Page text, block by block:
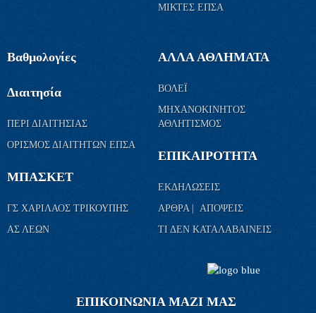
ΜΙΚΤΕΣ ΕΠΣΑ
Βαθμολογίες
Διαιτησία
ΠΕΡΙ ΔΙΑΙΤΗΣΙΑΣ
ΟΡΙΣΜΟΣ ΔΙΑΙΤΗΤΩΝ ΕΠΣΑ
ΜΠΑΣΚΕΤ
ΓΣ ΧΑΡΙΛΑΟΣ ΤΡΙΚΟΥΠΗΣ
ΑΣ ΛΕΩΝ
ΑΛΛΑ ΑΘΛΗΜΑΤΑ
ΒΟΛΕΪ
ΜΗΧΑΝΟΚΙΝΗΤΟΣ
ΑΘΛΗΤΙΣΜΟΣ
ΕΠΙΚΑΙΡΟΤΗΤΑ
ΕΚΔΗΛΩΣΕΙΣ
ΑΡΘΡΑ | ΑΠΟΨΕΙΣ
ΤΙ ΔΕΝ ΚΑΤΑΛΑΒΑΙΝΕΙΣ
ΕΠΙΚΟΙΝΩΝΙΑ ΜΑΖΙ ΜΑΣ